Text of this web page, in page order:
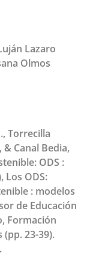
Lazaro
Olmos
Torrecilla
& Canal Bedia,
ODS :
Los ODS:
: modelos
de Educación
Formación
23-39).